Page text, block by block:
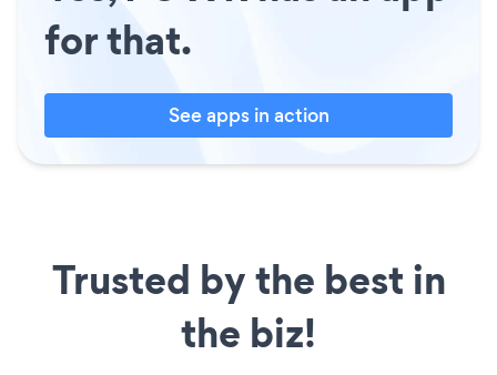
for that.
See apps in action
Trusted by the best in
the biz!